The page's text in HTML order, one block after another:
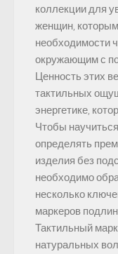
коллекции для
женщин,
необходимости
окружающим с
Ценность этих
тактильных
энергетике,
Чтобы
определять
изделия без
необходимо
несколько
маркеров
Тактильный
натуральных